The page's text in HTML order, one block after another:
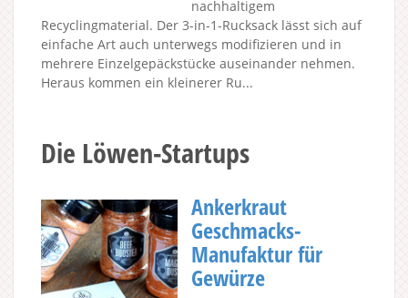
nachhaltigem
Recyclingmaterial. Der 3-in-1-Rucksack lässt sich auf
einfache Art auch unterwegs modifizieren und in
mehrere Einzelgepäckstücke auseinander nehmen.
Heraus kommen ein kleinerer Ru...
Die Löwen-Startups
Ankerkraut
Geschmacks-
Manufaktur für
Gewürze